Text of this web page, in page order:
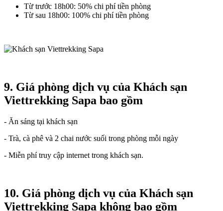
Từ trước 18h00: 50% chi phí tiền phòng
Từ sau 18h00: 100% chi phí tiền phòng
9. Giá phòng dịch vụ của Khách sạn
Viettrekking Sapa bao gồm
- Ăn sáng tại khách sạn
- Trà, cà phê và 2 chai nước suối trong phòng mỗi ngày
- Miễn phí truy cập internet trong khách sạn.
10. Giá phòng dịch vụ của Khách sạn
Viettrekking Sapa không bao gồm